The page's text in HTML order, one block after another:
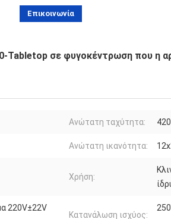
Επικοινωνία
Tabletop σε φυγοκέντρωση που η
Ανώτατη ταχύτητα:
Ανώτατη ικανότητα:
Χρήση:
220V±22V
Κατανάλωση ισχύος: